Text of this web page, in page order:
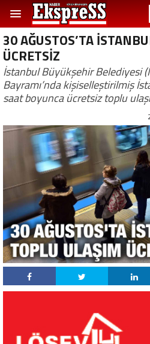
30 AĞUSTOS’TA
ÜCRETSİZ
İstanbul Büyükşehir Belediyesi
Bayramı’nda kişiselleştirilmiş
saat boyunca ücretsiz toplu